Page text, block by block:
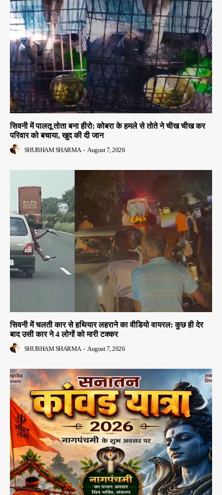
सिवनी में पालतू तोता बना हीरो: कोबरा के हमले से तोते ने चीख चीख कर
परिवार को बचाया, खुद की दी जान
SHUBHAM SHARMA - August 7, 2026
सिवनी में चलती कार से हथियार लहराने का वीडियो वायरल: कुछ ही देर
बाद उसी कार ने 4 लोगों को मारी टक्कर
SHUBHAM SHARMA - August 7, 2026